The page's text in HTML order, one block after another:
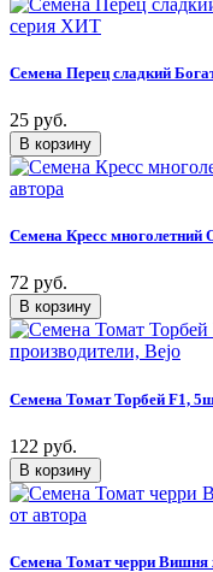
Семена Перец сладкий
25 руб.
Семена Кресс многолетний
72 руб.
Семена Томат Торбей F1,
122 руб.
Семена Томат черри Вишня